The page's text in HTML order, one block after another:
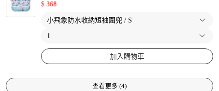
$ 368
加入購物車
查看更多 (4)